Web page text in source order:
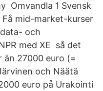
Omvandla 1 Svensk
Få mid-market-kurser
och
med XE så det
än 27000 euro (=
och Näätä
euro på Urakointi